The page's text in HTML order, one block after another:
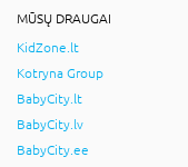
MŪSŲ DRAUGAI
KidZone.lt
Kotryna Group
BabyCity.lt
BabyCity.lv
BabyCity.ee